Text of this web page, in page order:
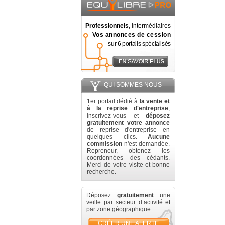
Professionnels, intermédiaires
Vos annonces de cession
sur 6 portails spécialisés
QUI SOMMES NOUS
1er portail dédié à la vente et
à la reprise d'entreprise,
inscrivez-vous et déposez
gratuitement votre annonce
de reprise d'entreprise en
quelques clics. Aucune
commission n'est demandée.
Repreneur, obtenez les
coordonnées des cédants.
Merci de votre visite et bonne
recherche.
Déposez gratuitement une
veille par secteur d’activité et
par zone géographique.
CRÉER UNE ALERTE